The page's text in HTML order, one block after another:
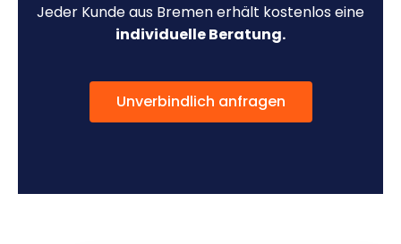
Jeder Kunde aus Bremen erhält kostenlos eine
individuelle Beratung.
Unverbindlich anfragen